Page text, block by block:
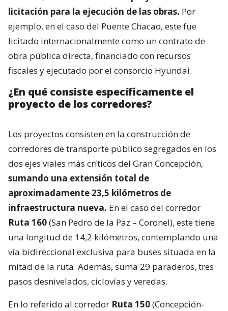
licitación para la ejecución de las obras. Por
ejemplo, en el caso del Puente Chacao, este fue
licitado internacionalmente como un contrato de
obra pública directa, financiado con recursos
fiscales y ejecutado por el consorcio Hyundai.
¿En qué consiste específicamente el
proyecto de los corredores?
Los proyectos consisten en la construcción de
corredores de transporte público segregados en los
dos ejes viales más críticos del Gran Concepción,
sumando una extensión total de
aproximadamente 23,5 kilómetros de
infraestructura nueva. En el caso del corredor
Ruta 160(San Pedro de la Paz – Coronel), este tiene
una longitud de 14,2 kilómetros, contemplando una
vía bidireccional exclusiva para buses situada en la
mitad de la ruta. Además, suma 29 paraderos, tres
pasos desnivelados, ciclovías y veredas.
En lo referido al corredor Ruta 150(Concepción-